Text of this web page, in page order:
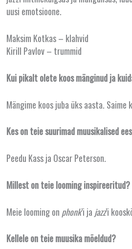
uusi emotsioone.
Maksim Kotkas – klahvid
Kirill Pavlov – trummid
Kui pikalt olete koos mänginud ja
Mängime koos juba üks aasta. Saime
Kes on teie suurimad muusikalised
Peedu Kass ja Oscar Peterson.
Millest on teie looming inspireeritud?
Meie looming on phonk’i ja jazz’i
Kellele on teie muusika mõeldud?